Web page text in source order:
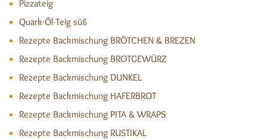
Pizzateig
Quark-Öl-Teig süß
Rezepte Backmischung BRÖTCHEN & BREZEN
Rezepte Backmischung BROTGEWÜRZ
Rezepte Backmischung DUNKEL
Rezepte Backmischung HAFERBROT
Rezepte Backmischung PITA & WRAPS
Rezepte Backmischung RUSTIKAL